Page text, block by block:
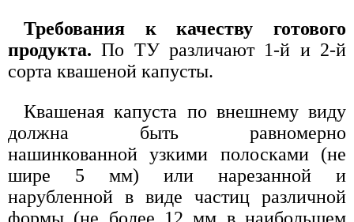
Требования к качеству готового
продукта.По ТУ различают 1-й и 2-й
сорта квашеной капусты.
Квашеная капуста по внешнему виду
должна быть равномерно
нашинкованной узкими полосками (не
шире 5 мм) или нарезанной и
нарубленной в виде частиц различной